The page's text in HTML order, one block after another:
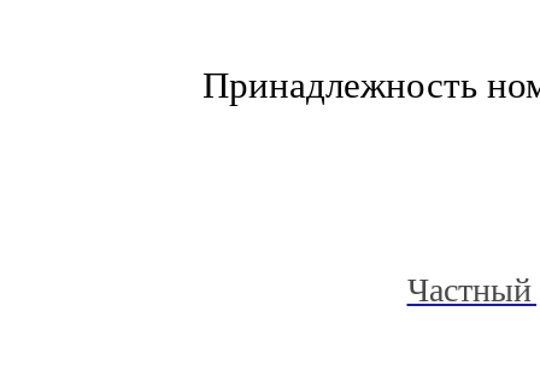
Принадлежность
Частный